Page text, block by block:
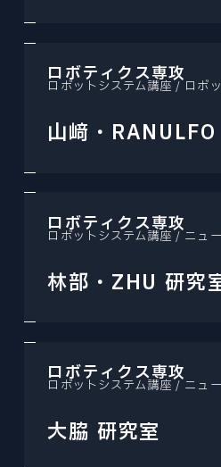
ロボティクス専攻
ロボットシステム講座 / ロボ
山﨑・
ロボティクス専攻
ロボットシステム講座 / ニュ
林部・ZHU 研究
ロボティクス専攻
ロボットシステム講座 / ニュ
大脇 研究室